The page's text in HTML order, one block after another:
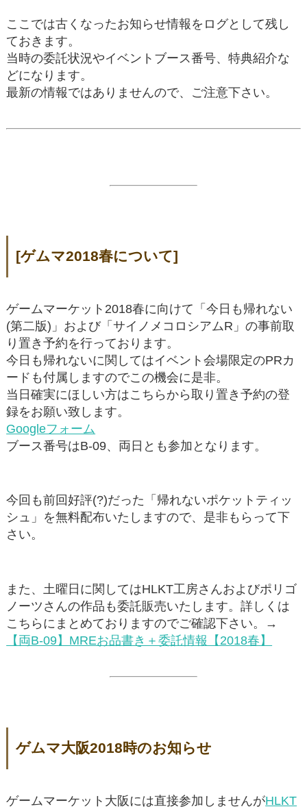
ここでは古くなったお知らせ情報をログとして残し
ておきます。
当時の委託状況やイベントブース番号、特典紹介な
どになります。
最新の情報ではありませんので、ご注意下さい。
[ゲムマ2018春について]
ゲームマーケット2018春に向けて「今日も帰れない
(第二版)」および「サイノメコロシアムR」の事前取
り置き予約を行っております。
今日も帰れないに関してはイベント会場限定のPRカ
ードも付属しますのでこの機会に是非。
当日確実にほしい方はこちらから取り置き予約の登
録をお願い致します。
Googleフォーム
ブース番号はB-09、両日とも参加となります。
今回も前回好評(?)だった「帰れないポケットティッ
シュ」を無料配布いたしますので、是非もらって下
さい。
また、土曜日に関してはHLKT工房さんおよびポリゴ
ノーツさんの作品も委託販売いたします。詳しくは
こちらにまとめておりますのでご確認下さい。→
【両B-09】MREお品書き＋委託情報【2018春】
ゲムマ大阪2018時のお知らせ
ゲームマーケット大阪には直接参加しませんがHLKT